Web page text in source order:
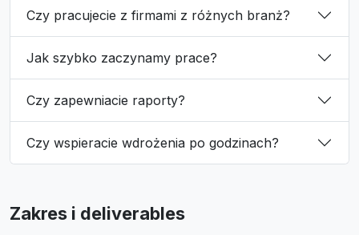
Czy pracujecie z firmami z różnych branż?
Jak szybko zaczynamy prace?
Czy zapewniacie raporty?
Czy wspieracie wdrożenia po godzinach?
Zakres i deliverables